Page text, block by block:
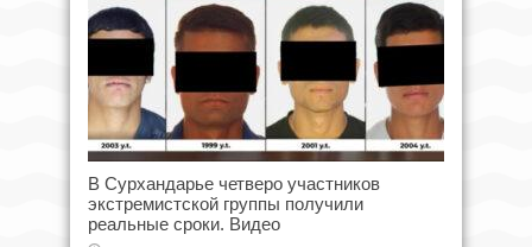
В Сурхандарье четверо участников
экстремистской группы получили
реальные сроки. Видео